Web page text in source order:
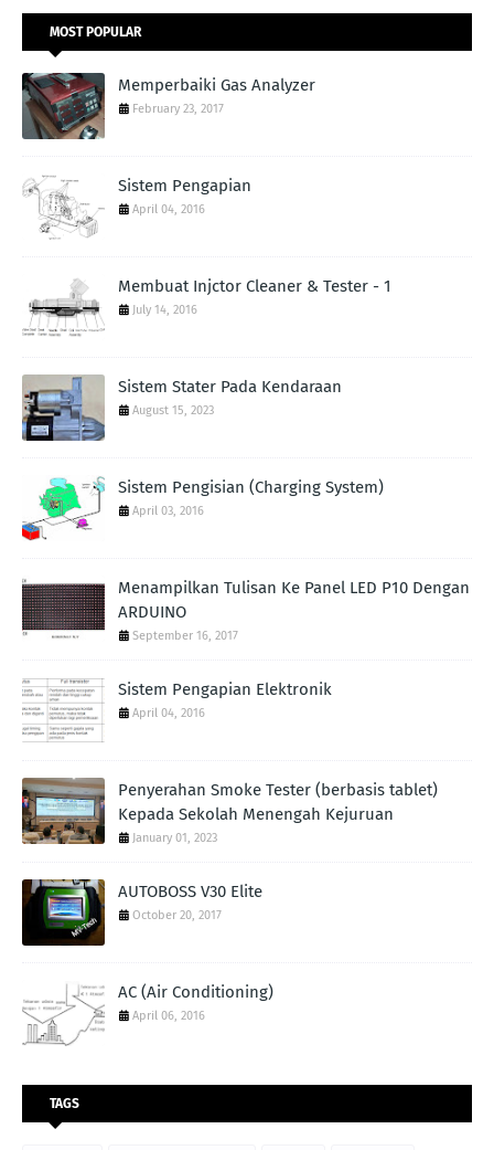
MOST POPULAR
Memperbaiki Gas Analyzer
February 23, 2017
Sistem Pengapian
April 04, 2016
Membuat Injctor Cleaner & Tester - 1
July 14, 2016
Sistem Stater Pada Kendaraan
August 15, 2023
Sistem Pengisian (Charging System)
April 03, 2016
Menampilkan Tulisan Ke Panel LED P10 Dengan
ARDUINO
September 16, 2017
Sistem Pengapian Elektronik
April 04, 2016
Penyerahan Smoke Tester (berbasis tablet)
Kepada Sekolah Menengah Kejuruan
January 01, 2023
AUTOBOSS V30 Elite
October 20, 2017
AC (Air Conditioning)
April 06, 2016
TAGS